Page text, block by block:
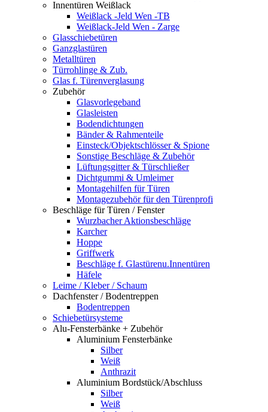
Innentüren Weißlack
Weißlack -Jeld Wen -TB
Weißlack-Jeld Wen - Zarge
Glasschiebetüren
Ganzglastüren
Metalltüren
Türrohlinge & Zub.
Glas f. Türenverglasung
Zubehör
Glasvorlegeband
Glasleisten
Bodendichtungen
Bänder & Rahmenteile
Einsteck/Objektschlösser & Spione
Sonstige Beschläge & Zubehör
Lüftungsgitter & Türschließer
Dichtgummi & Umleimer
Montagehilfen für Türen
Montagezubehör für den Türenprofi
Beschläge für Türen / Fenster
Wurzbacher Aktionsbeschläge
Karcher
Hoppe
Griffwerk
Beschläge f. Glastürenu.Innentüren
Häfele
Leime / Kleber / Schaum
Dachfenster / Bodentreppen
Bodentreppen
Schiebetürsysteme
Alu-Fensterbänke + Zubehör
Aluminium Fensterbänke
Silber
Weiß
Anthrazit
Aluminium Bordstück/Abschluss
Silber
Weiß